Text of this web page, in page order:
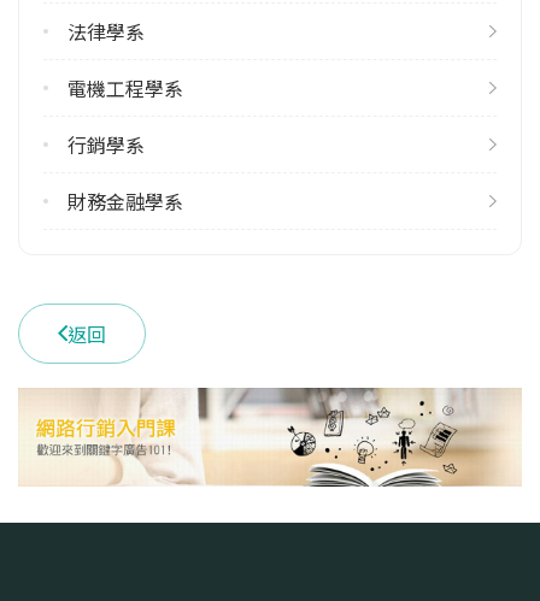
5
學系電話
臺中市南區興大路145號
法律學系
電機工程學系
行銷學系
財務金融學系
返回